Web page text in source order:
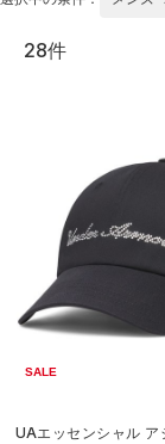
28件
SALE
UAエッセンシャル ア